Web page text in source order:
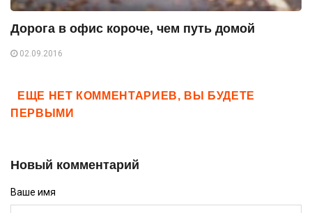
Дорога в офис короче, чем путь домой
02.09.2016
ЕЩЕ НЕТ КОММЕНТАРИЕВ, ВЫ БУДЕТЕ
ПЕРВЫМИ
Новый комментарий
Ваше имя